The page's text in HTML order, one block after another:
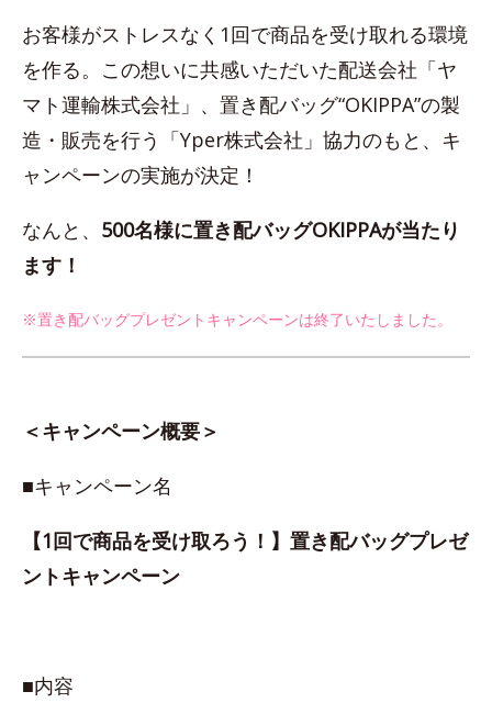
お客様がストレスなく1回で商品を受け取れる環境
を作る。この想いに共感いただいた配送会社「ヤ
マト運輸株式会社」、置き配バッグ“OKIPPA”の製
造・販売を行う「Yper株式会社」協力のもと、キ
ャンペーンの実施が決定！
なんと、 500名様に置き配バッグOKIPPAが当たり
ます！
※置き配バッグプレゼントキャンペーンは終了いたしました。
＜キャンペーン概要＞
■キャンペーン名
【1回で商品を受け取ろう！】置き配バッグプレゼ
ントキャンペーン
■内容